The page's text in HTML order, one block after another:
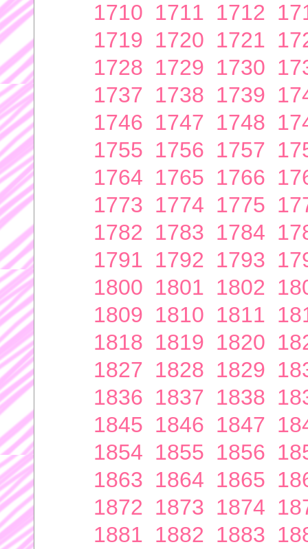
1710 1711 1712
1719 1720 1721
1728 1729 1730
1737 1738 1739
1746 1747 1748
1755 1756 1757
1764 1765 1766
1773 1774 1775
1782 1783 1784
1791 1792 1793
1800 1801 1802
1809 1810 1811
1818 1819 1820
1827 1828 1829
1836 1837 1838
1845 1846 1847
1854 1855 1856
1863 1864 1865
1872 1873 1874
1881 1882 1883